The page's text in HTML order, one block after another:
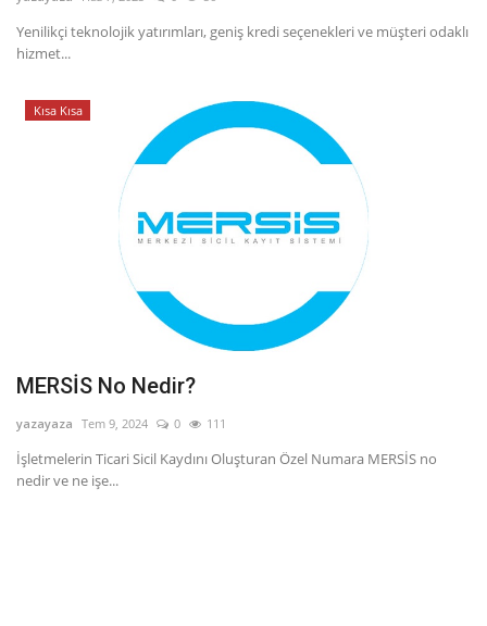
Dil
Yenilikçi teknolojik yatırımları, geniş kredi seçenekleri ve müşteri odaklı
hizmet...
Kısa Kısa
MERSİS No Nedir?
yazayaza Tem 9, 2024 0 111
İşletmelerin Ticari Sicil Kaydını Oluşturan Özel Numara MERSİS no
nedir ve ne işe...